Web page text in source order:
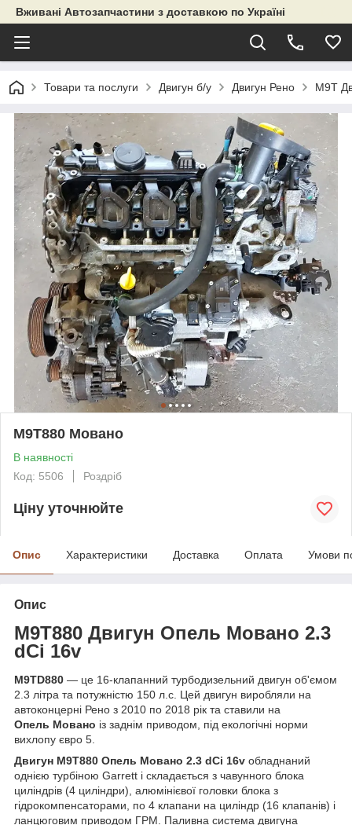
Вживані Автозапчастини з доставкою по Україні
Товари та послуги Двигун б/у Двигун Рено M9T
M9T880 Мовано
В наявності
Код: 5506
Роздріб
Ціну уточнюйте
Опис Характеристики Доставка Оплата Умови
Опис
M9T880 Двигун Опель Мовано 2.3
dCi 16v
M9TD880 — це 16-клапанний турбодизельний двигун об'ємом
2.3 літра та потужністю 150 л.с. Цей двигун виробляли на
автоконцерні Рено з 2010 по 2018 рік та ставили на
Опель Мовано із заднім приводом, під екологічні норми
вихлопу євро 5.
Двигун M9T880 Опель Мовано 2.3 dCi 16v обладнаний
однією турбіною Garrett і складається з чавунного блока
циліндрів (4 циліндри), алюмінієвої головки блока з
гідрокомпенсаторами, по 4 клапани на циліндр (16 клапанів) і
ланцюговим приводом ГРМ. Паливна система двигуна